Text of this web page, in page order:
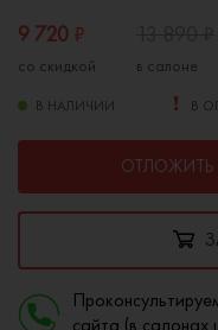
9 720 ₽
со скидкой в салоне
В НАЛИЧИИ В
ОТЛОЖИТЬ
сайта (в